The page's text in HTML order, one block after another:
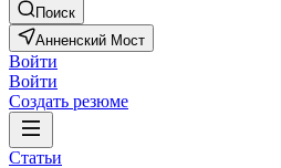
Поиск
Анненский Мост
Войти
Войти
Создать резюме
Статьи